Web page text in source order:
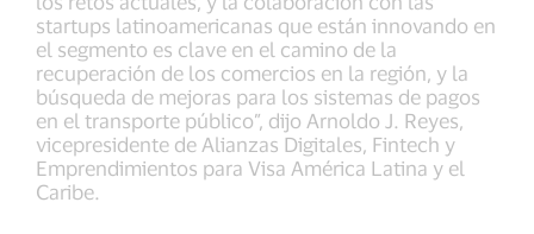
startups latinoamericanas que están innovando en
el segmento es clave en el camino de la
recuperación de los comercios en la región, y la
búsqueda de mejoras para los sistemas de pagos
en el transporte público”, dijo Arnoldo J. Reyes,
vicepresidente de Alianzas Digitales, Fintech y
Emprendimientos para Visa América Latina y el
Caribe.